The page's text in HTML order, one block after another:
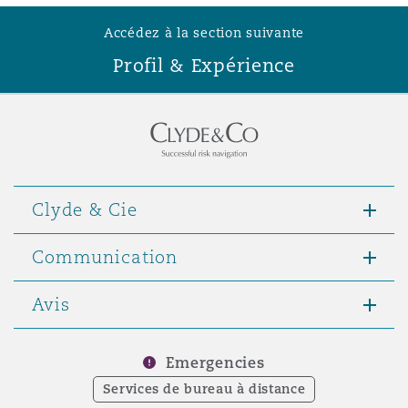
Accédez à la section suivante
Profil & Expérience
Clyde & Cie
Communication
Avis
Emergencies
Services de bureau à distance